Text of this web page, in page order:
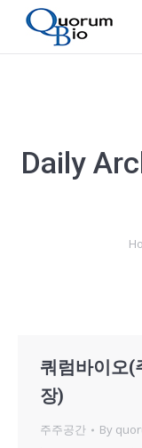
Daily
쿼럼바이오(
장)
주주공간 By